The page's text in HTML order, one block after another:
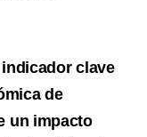
clave
de
un impacto